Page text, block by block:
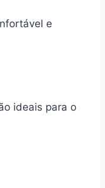
e
ideais para o